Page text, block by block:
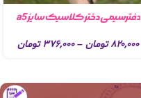
دفترسیمی دختر کلاسیک سایز a5
۸۲۰,۰۰۰ تومان – ۳۷۶,۰۰۰ تومان